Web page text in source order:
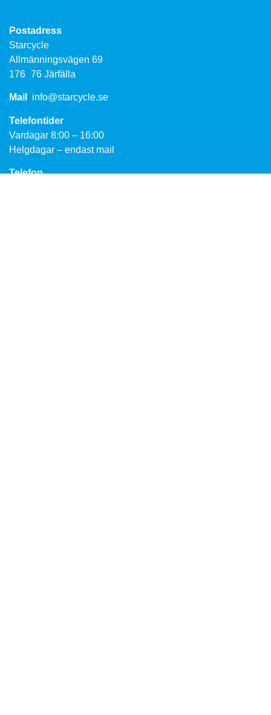
Postadress
Starcycle
Allmänningsvägen 69
176 76 Järfälla
Mail info@starcycle.se
Telefontider
Vardagar 8:00 – 16:00
Helgdagar – endast mail
Telefon